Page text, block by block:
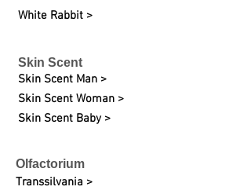
White Rabbit >
Skin Scent
Skin Scent Man >
Skin Scent Woman >
Skin Scent Baby >
Olfactorium
Transsilvania >